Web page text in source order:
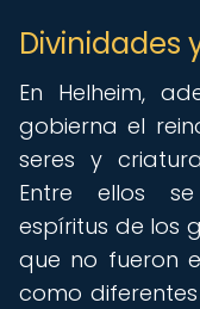
Divinidades
En Helheim,
gobierna el
seres y
Entre ellos
espíritus de los
que no fueron
como